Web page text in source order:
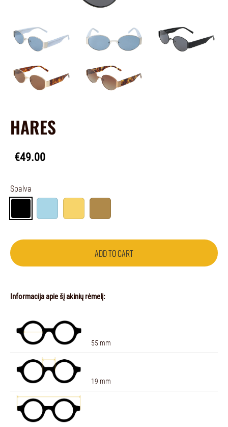
HARES
€49.00
Spalva
ADD TO CART
Informacija apie šį akinių rėmelį:
55 mm
19 mm